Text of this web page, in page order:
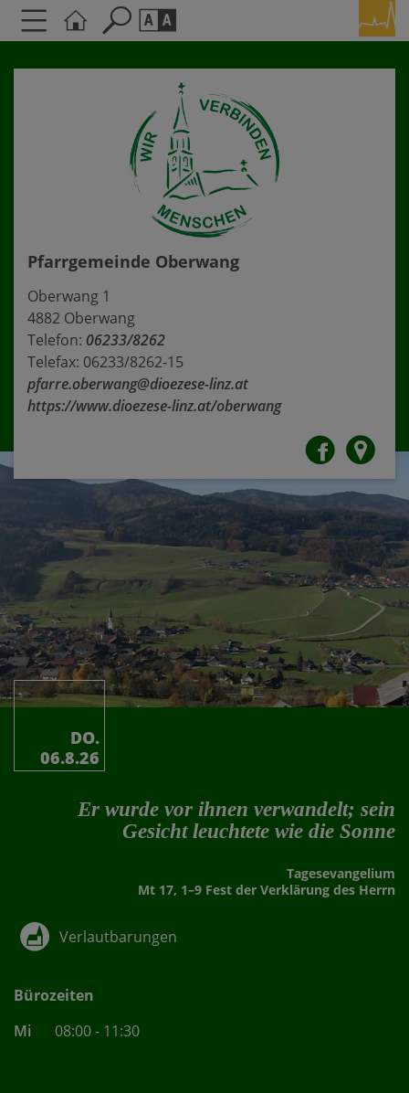
A
Kontrasteinstellungen
A A
Pfarrgemeinde Oberwang
Oberwang 1
4882 Oberwang
Telefon: 06233/8262
Telefax: 06233/8262-15
pfarre.oberwang@dioezese-linz.at
https://www.dioezese-linz.at/oberwang
DO.
06.8.26
Er wurde vor ihnen verwandelt; sein
Gesicht leuchtete wie die Sonne
Tages­evangelium
Mt 17, 1–9 Fest der Verklärung des Herrn
Verlautbarungen
Bürozeiten
Mi
08:00 - 11:30